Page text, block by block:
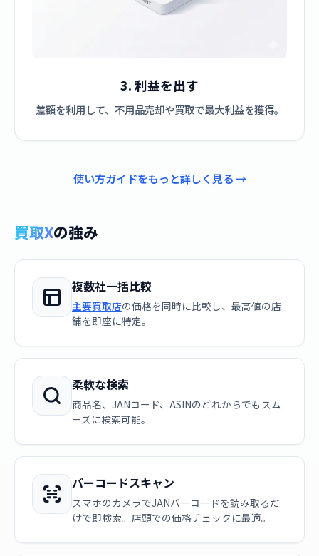
3. 利益を出す
差額を利用して、不用品売却や買取で最大利益を獲得。
使い方ガイドをもっと詳しく見る →
買取Xの強み
複数社一括比較
主要買取店の価格を同時に比較し、最高値の店
舗を即座に特定。
柔軟な検索
商品名、JANコード、ASINのどれからでもスム
ーズに検索可能。
バーコードスキャン
スマホのカメラでJANバーコードを読み取るだ
けで即検索。店頭での価格チェックに最適。